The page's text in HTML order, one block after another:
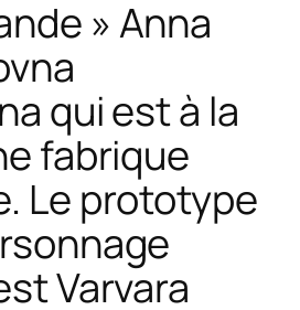
» Anna
qui est à la
fabrique
Le prototype
Varvara